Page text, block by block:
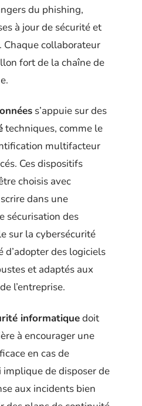
du phishing,
à jour de sécurité et
Chaque collaborateur
fort de la chaîne de
s’appuie sur des
techniques, comme le
multifacteur
Ces dispositifs
choisis avec
dans une
sécurisation des
sur la cybersécurité
d’adopter des logiciels
et adaptés aux
l’entreprise.
informatiquedoit
à encourager une
en cas de
implique de disposer de
aux incidents bien